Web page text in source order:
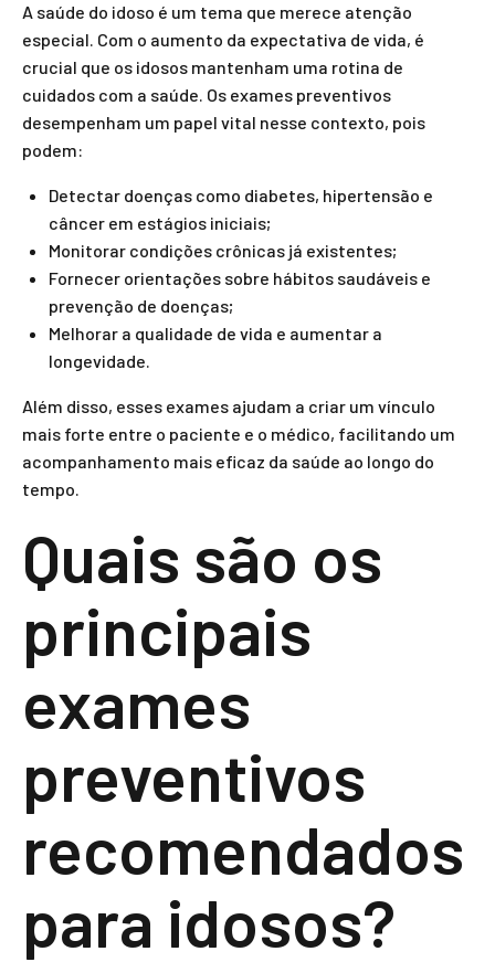
A saúde do idoso é um tema que merece atenção
especial. Com o aumento da expectativa de vida, é
crucial que os idosos mantenham uma rotina de
cuidados com a saúde. Os exames preventivos
desempenham um papel vital nesse contexto, pois
podem:
Detectar doenças como diabetes, hipertensão e
câncer em estágios iniciais;
Monitorar condições crônicas já existentes;
Fornecer orientações sobre hábitos saudáveis e
prevenção de doenças;
Melhorar a qualidade de vida e aumentar a
longevidade.
Além disso, esses exames ajudam a criar um vínculo
mais forte entre o paciente e o médico, facilitando um
acompanhamento mais eficaz da saúde ao longo do
tempo.
Quais são os
principais
exames
preventivos
recomendados
para idosos?